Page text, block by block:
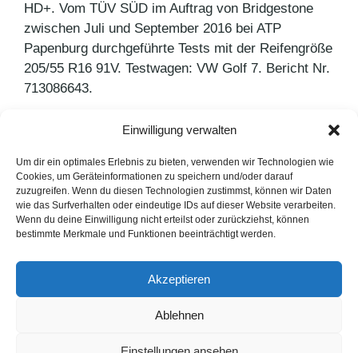
Einwilligung verwalten
Um dir ein optimales Erlebnis zu bieten, verwenden wir Technologien wie
Cookies, um Geräteinformationen zu speichern und/oder darauf
zuzugreifen. Wenn du diesen Technologien zustimmst, können wir Daten
wie das Surfverhalten oder eindeutige IDs auf dieser Website verarbeiten.
Wenn du deine Einwilligung nicht erteilst oder zurückziehst, können
bestimmte Merkmale und Funktionen beeinträchtigt werden.
Akzeptieren
Ablehnen
HD+. Vom TÜV SÜD im Auftrag von Bridgestone
zwischen Juli und September 2016 bei ATP
Papenburg durchgeführte Tests mit der Reifengröße
205/55 R16 91V. Testwagen: VW Golf 7. Bericht Nr.
713086643.
,Pressemitteilungen
Schlagwörter
Bridgestone,PUNKT PR
Mach‘ Komplimentos mit Mentos!
Mit einem Klick zum Tierretter